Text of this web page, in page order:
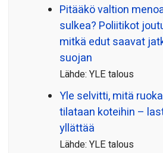
Pitääkö valtion
sulkea? Poliitikot
mitkä edut saavat
suojan
Lähde: YLE talous
Yle selvitti, mitä
tilataan koteihin –
yllättää
Lähde: YLE talous